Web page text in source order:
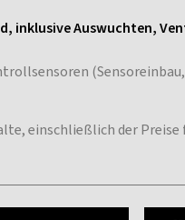
inklusive Auswuchten,
einschließlich der